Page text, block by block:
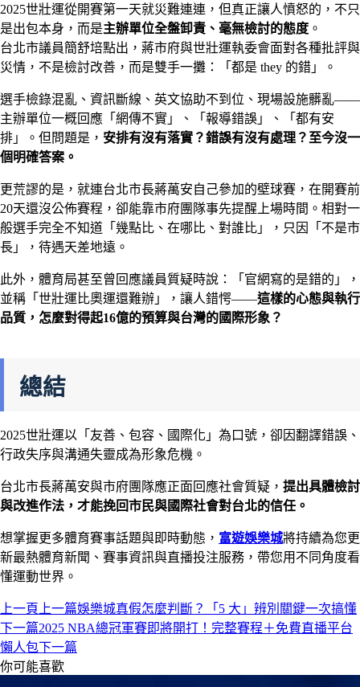
2025世壯運從開賽第一天就災難連連，但真正讓人憤怒的，不只
是出包本身，而是主辦單位全盤卸責、毫無檢討的態度 。
台北市議員簡舒培點出，蔣市府與世壯運執委會面對各種批評與
災情，不是檢討改善，而是雙手一攤：「都是 they 的錯」。
選手檢錄混亂、資訊斷線、英文協助不到位、現場設施髒亂——
主辦單位一概回應「網傳不實」、「報導錯誤」、「都有安
排」。但問題是， 安排有沒有落實？錯誤有沒有處理？至今沒一
個明確答案。
更荒謬的是，就連台北市長蔣萬安自己參加的壁球賽，在開賽前
20天還沒公佈賽程，卻能靠市府團隊事先提醒上場時間。相對一
般選手完全不知道「幾點比、在哪比、對誰比」，只因「不是市
長」，待遇天差地遠。
此外，體育局甚至曾回應議員質疑時說：「官網寫的是錯的」，
並稱「世壯運比奧運還難辦」，讓人錯愕——這樣的心態與執行
品質，怎麼對得起16億的預算與台灣的國際形象？
總結
2025世壯運以「友善、包容、國際化」為口號，卻因翻譯錯誤、
行政失序與溝通失靈成為形象危機。
台北市長蔣萬安與市府團隊應正面回應社會質疑， 提出具體檢討
與改進作法，才能挽回市民與國際社會對台北的信任。
想掌握更多體育賽事話題與即時動態， 富遊娛樂城將持續為您更
新最熱體育新聞、賽事資訊與直播投注服務，帶您用不同角度看
懂運動世界。
上一頁上一篇娛樂城真假怎麼判斷？「5 大」辨別關鍵一次搞懂
下一篇2025 NBA總冠軍賽即將開打！完整賽程＋免費直播平台
懶人包下一篇
你可能喜歡